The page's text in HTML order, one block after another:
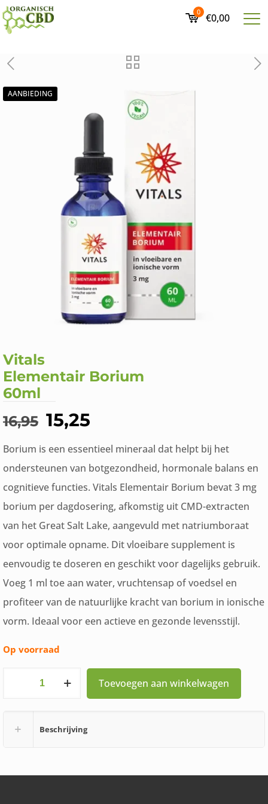
0 €0,00
AANBIEDING
Vitals
Elementair Borium
60ml
16,95 Oorspronkelijke
was:
€16,95.
15,25
is:
€15,25.
Borium is een essentieel mineraal dat helpt bij het
ondersteunen van botgezondheid, hormonale balans en
cognitieve functies. Vitals Elementair Borium bevat 3 mg
borium per dagdosering, afkomstig uit CMD-extracten
van het Great Salt Lake, aangevuld met natriumboraat
voor optimale opname. Dit vloeibare supplement is
eenvoudig te doseren en geschikt voor dagelijks gebruik.
Voeg 1 ml toe aan water, vruchtensap of voedsel en
profiteer van de natuurlijke kracht van borium in ionische
vorm. Ideaal voor een actieve en gezonde levensstijl.
Op voorraad
Borium
60ml
Toevoegen aan winkelwagen
Beschrijving